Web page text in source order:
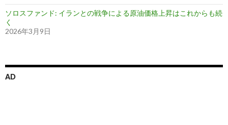
ソロスファンド: イランとの戦争による原油価格上昇はこれからも続
く
2026年3月9日
AD